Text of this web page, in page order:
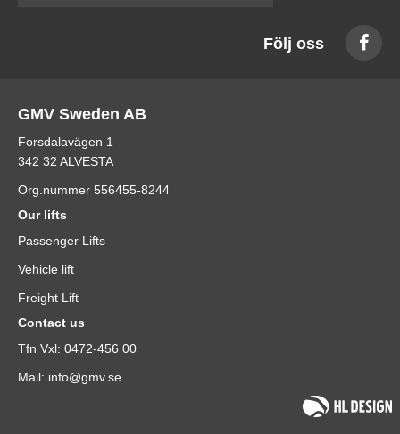
Följ oss
GMV Sweden AB
Forsdalavägen 1
342 32 ALVESTA
Org.nummer 556455-8244
Our lifts
Passenger Lifts
Vehicle lift
Freight Lift
Contact us
Tfn Vxl: 0472-456 00
Mail: info@gmv.se